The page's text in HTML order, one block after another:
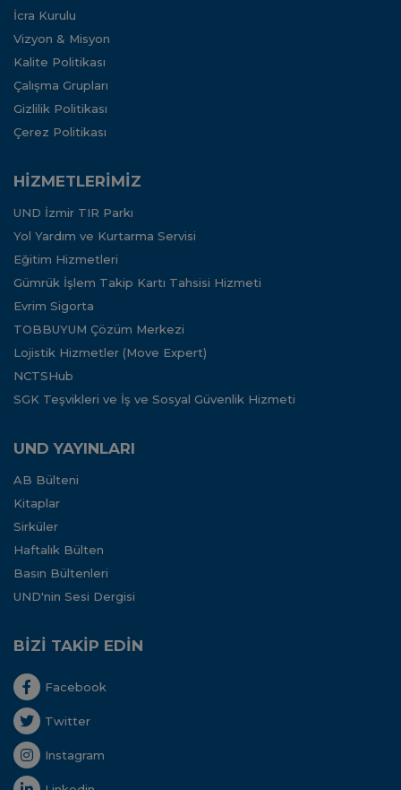
İcra Kurulu
Vizyon & Misyon
Kalite Politikası
Çalışma Grupları
Gizlilik Politikası
Çerez Politikası
HİZMETLERİMİZ
UND İzmir TIR Parkı
Yol Yardım ve Kurtarma Servisi
Eğitim Hizmetleri
Gümrük İşlem Takip Kartı Tahsisi Hizmeti
Evrim Sigorta
TOBBUYUM Çözüm Merkezi
Lojistik Hizmetler (Move Expert)
NCTSHub
SGK Teşvikleri ve İş ve Sosyal Güvenlik Hizmeti
UND YAYINLARI
AB Bülteni
Kitaplar
Sirküler
Haftalık Bülten
Basın Bültenleri
UND'nin Sesi Dergisi
BİZİ TAKİP EDİN
Facebook
Twitter
Instagram